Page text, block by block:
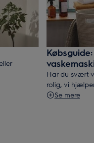
Har du svært
rolig, vi
Se mere